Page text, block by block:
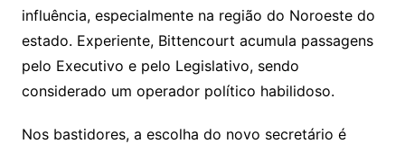
influência, especialmente na região do Noroeste do
estado. Experiente, Bittencourt acumula passagens
pelo Executivo e pelo Legislativo, sendo
considerado um operador político habilidoso.
Nos bastidores, a escolha do novo secretário é